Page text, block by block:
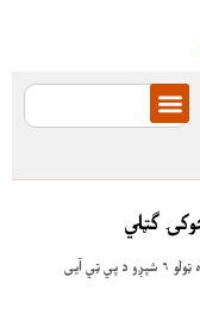
د پخواني وفاقي وزیر ډاکټر نورالحق قادري، مرزا آفریدي سره ټولو ۶ شپږو د پي ټي آیی